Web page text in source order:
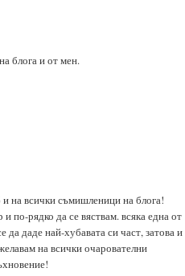
блога и от мен.
на всички съмишленици на блога!
по-рядко да се вяствам. всяка една от
да даде най-хубавата си част, затова и
на всички очарователни